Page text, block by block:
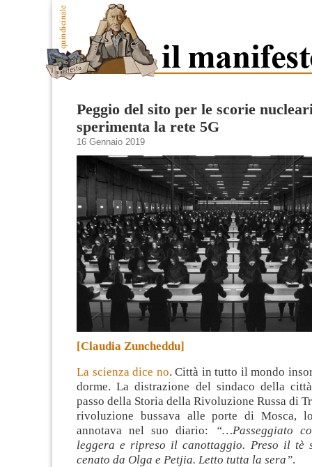
Peggio del sito per le scorie
sperimenta la rete 5G
16 Gennaio 2019
[Claudia Zuncheddu]
La scienza dice no. Città in tutto il mondo
dorme. La distrazione del sindaco della
passo della Storia della Rivoluzione Russa di
rivoluzione bussava alle porte di Mosca,
annotava nel suo diario:
“…Passeggiato
leggera e ripreso il canottaggio. Preso il tè
cenato da Olga e Petjia. Letto tutta la sera”.